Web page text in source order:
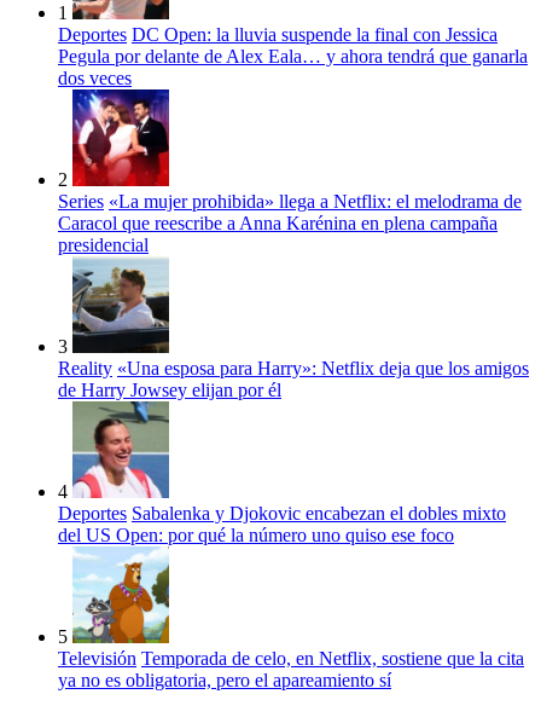
1
Deportes DC Open: la lluvia suspende la final con Jessica
Pegula por delante de Alex Eala… y ahora tendrá que ganarla
dos veces
2
Series «La mujer prohibida» llega a Netflix: el melodrama de
Caracol que reescribe a Anna Karénina en plena campaña
presidencial
3
Reality «Una esposa para Harry»: Netflix deja que los amigos
de Harry Jowsey elijan por él
4
Deportes Sabalenka y Djokovic encabezan el dobles mixto
del US Open: por qué la número uno quiso ese foco
5
Televisión Temporada de celo, en Netflix, sostiene que la cita
ya no es obligatoria, pero el apareamiento sí